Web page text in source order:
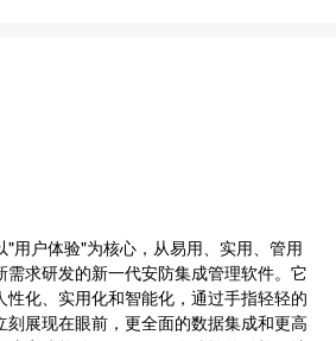
用户体验"为核心，从易用、实用、管用
求研发的新一代安防集成管理软件。它
化、实用化和智能化，通过手指轻轻的
展现在眼前，更全面的数据集成和更高